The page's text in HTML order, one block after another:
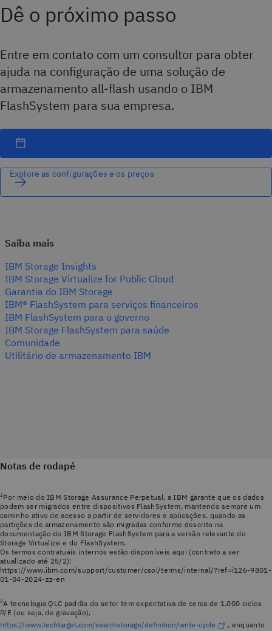
Dê o próximo passo
Entre em contato com um consultor para obter
ajuda na configuração de uma solução de
armazenamento all-flash usando o IBM
FlashSystem para sua empresa.
Explore as configurações e os preços
Saiba mais
IBM Storage Insights
IBM Storage Virtualize for Public Cloud
Garantia do IBM Storage
IBM® FlashSystem para serviços financeiros
IBM FlashSystem para o governo
IBM Storage FlashSystem para saúde
Comunidade
Utilitário de armazenamento IBM
Notas de rodapé
1 Por meio do IBM Storage Assurance Perpetual, a IBM garante que os dados
podem ser migrados entre dispositivos FlashSystem, mantendo sempre um
caminho ativo de acesso a partir de servidores e aplicações, quando as
partições de armazenamento são migradas conforme descrito na
documentação do IBM Storage FlashSystem para a versão relevante do
Storage Virtualize e do FlashSystem.
Os termos contratuais internos estão disponíveis aqui (contrato a ser
atualizado até 25/2):
https://www.ibm.com/support/customer/csol/terms/internal/?ref=i126-9801-
01-04-2024-zz-en
2 A tecnologia QLC padrão do setor tem expectativa de cerca de 1.000 ciclos
P/E (ou seja, de gravação),
https://www.techtarget.com/searchstorage/definition/write-cycle
, enquanto